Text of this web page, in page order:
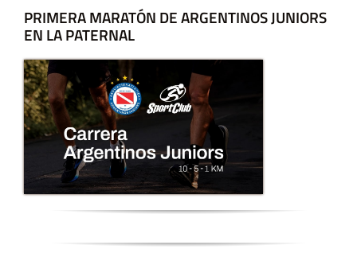
PRIMERA MARATÓN DE ARGENTINOS JUNIORS
EN LA PATERNAL